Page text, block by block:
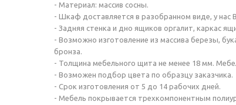
- Материал: массив сосны.
- Шкаф доставляется в разобранном виде, у нас
- Задняя стенка и дно ящиков оргалит, каркас
- Возможно изготовление из массива березы,
бронза.
- Толщина мебельного щита не менее 18 мм.
- Возможен подбор цвета по образцу заказчика.
- Срок изготовления от 5 до 14 рабочих дней.
- Мебель покрывается трехкомпонентным